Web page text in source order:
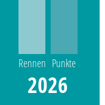
Rennen Punkte
2026